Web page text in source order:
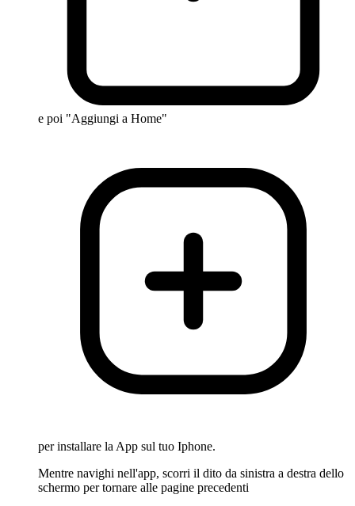
e poi "Aggiungi a Home"
per installare la App sul tuo Iphone.
Mentre navighi nell'app, scorri il dito da sinistra a destra dello
schermo per tornare alle pagine precedenti